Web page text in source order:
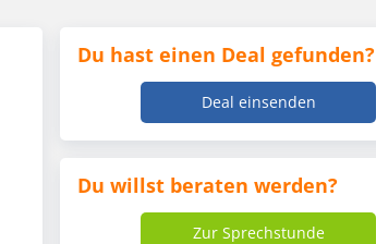
Du hast einen Deal gefunden?
Deal einsenden
Du willst beraten werden?
Zur Sprechstunde